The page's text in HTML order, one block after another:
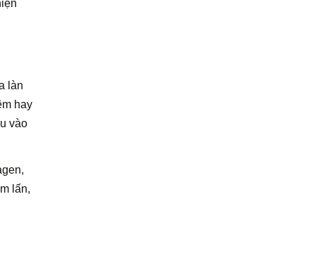
làn
hay
vào
lấn,